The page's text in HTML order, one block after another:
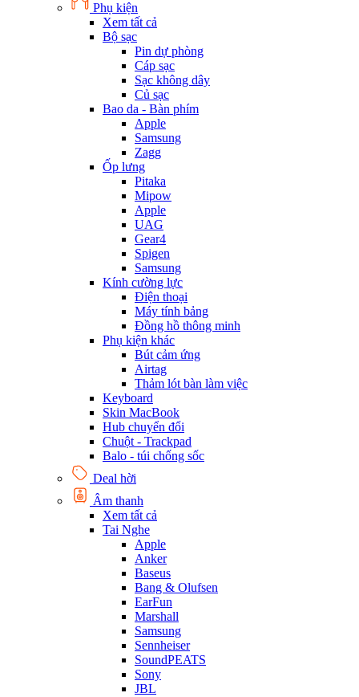
Phụ kiện
Xem tất cả
Bộ sạc
Pin dự phòng
Cáp sạc
Sạc không dây
Củ sạc
Bao da - Bàn phím
Apple
Samsung
Zagg
Ốp lưng
Pitaka
Mipow
Apple
UAG
Gear4
Spigen
Samsung
Kính cường lực
Điện thoại
Máy tính bảng
Đồng hồ thông minh
Phụ kiện khác
Bút cảm ứng
Airtag
Thảm lót bàn làm việc
Keyboard
Skin MacBook
Hub chuyển đổi
Chuột - Trackpad
Balo - túi chống sốc
Deal hời
Âm thanh
Xem tất cả
Tai Nghe
Apple
Anker
Baseus
Bang & Olufsen
EarFun
Marshall
Samsung
Sennheiser
SoundPEATS
Sony
JBL